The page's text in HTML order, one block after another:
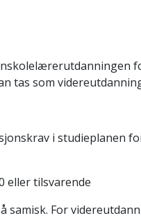
tas som
i studieplanen
eller tilsvarende
samisk. For